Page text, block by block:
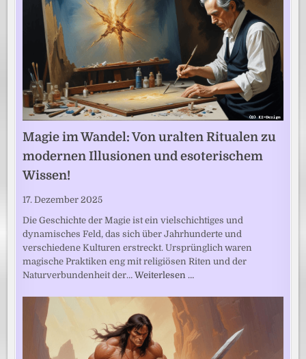
Magie im Wandel: Von uralten Ritualen zu
modernen Illusionen und esoterischem
Wissen!
17. Dezember 2025
Die Geschichte der Magie ist ein vielschichtiges und
dynamisches Feld, das sich über Jahrhunderte und
verschiedene Kulturen erstreckt. Ursprünglich waren
magische Praktiken eng mit religiösen Riten und der
Naturverbundenheit der…Weiterlesen …